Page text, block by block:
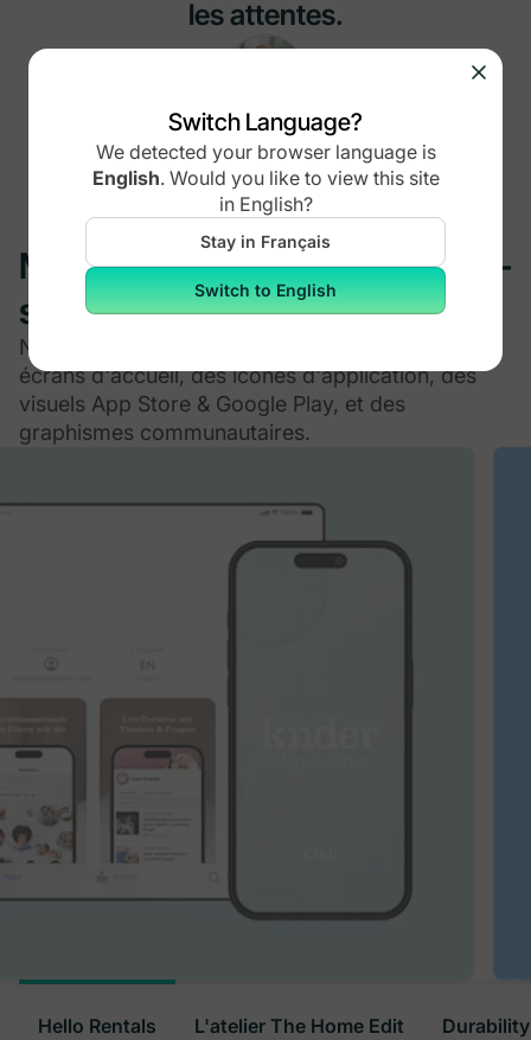
les attentes.
Ofir Yakobowicz
Animateur, The Powerful Man
Montrez-vous professionnel —
sans effort supplémentaire
Nos designers de classe mondiale créent des
écrans d'accueil, des icônes d'application, des
visuels App Store & Google Play, et des
graphismes communautaires.
Hello Rentals L'atelier The Home Edit
Switch Language?
We detected your browser language is
English. Would you like to view this site
in English?
Stay in Français
Switch to English